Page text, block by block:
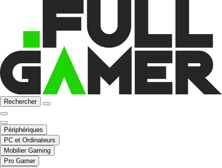
Rechercher
Périphériques
PC et Ordinateurs
Mobilier Gaming
Pro Gamer